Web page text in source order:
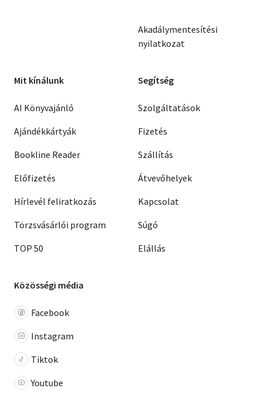
Akadálymentesítési
nyilatkozat
Mit kínálunk
AI Könyvajánló
Ajándékkártyák
Bookline Reader
Előfizetés
Hírlevél feliratkozás
Törzsvásárlói program
TOP 50
Segítség
Szolgáltatások
Fizetés
Szállítás
Átvevőhelyek
Kapcsolat
Súgó
Elállás
Közösségi média
Facebook
Instagram
Tiktok
Youtube